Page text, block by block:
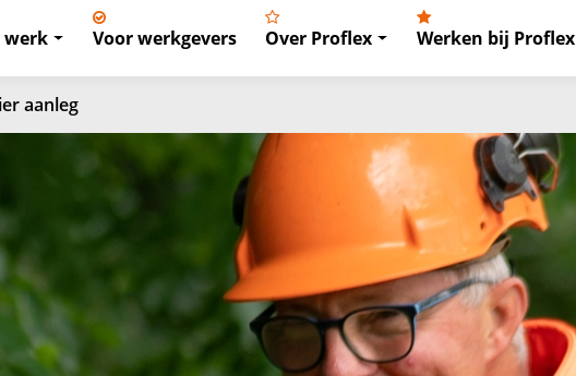
werk Voor werkgevers Over Proflex Werken bij Proflex
aanleg